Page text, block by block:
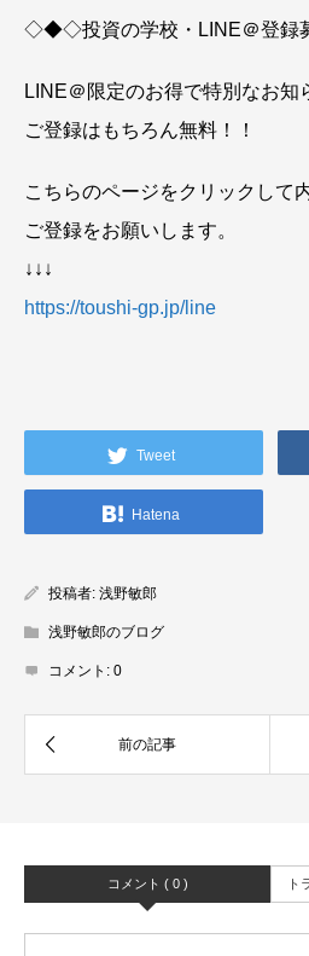
◇◆◇投資の学校・LINE＠登
LINE＠限定のお得で特別なお知
ご登録はもちろん無料！！
こちらのページをクリックして
ご登録をお願いします。
↓↓↓
https://toushi-gp.jp/line
Tweet
Hatena
投稿者: 浅野敏郎
浅野敏郎のブログ
コメント: 0
コメント ( 0 ) ト